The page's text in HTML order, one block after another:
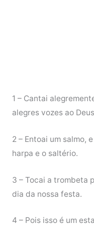
1 – Cantai
alegres vozes ao
2 – Entoai um salmo,
harpa e o saltério.
3 – Tocai a trombeta
dia da nossa festa.
4 – Pois isso é um